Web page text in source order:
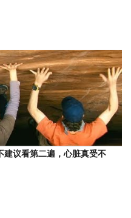
建议看第二遍，心脏真受不